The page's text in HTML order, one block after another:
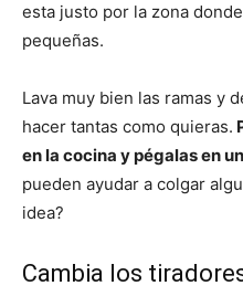
esta justo por la zona
pequeñas.
Lava muy bien las ramas y
hacer tantas como quieras.
en la cocina y pégalas en
pueden ayudar a colgar
idea?
Cambia los